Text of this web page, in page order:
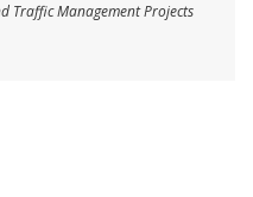
Traffic Management Projects